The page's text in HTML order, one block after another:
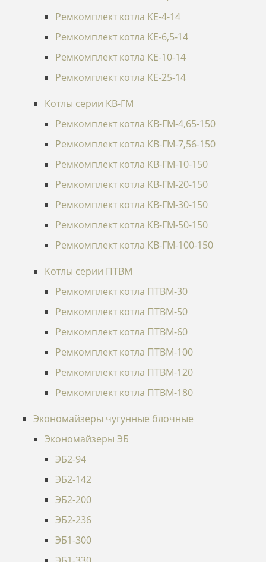
Ремкомплект котла КЕ-4-14
Ремкомплект котла КЕ-6,5-14
Ремкомплект котла КЕ-10-14
Ремкомплект котла КЕ-25-14
Котлы серии КВ-ГМ
Ремкомплект котла КВ-ГМ-4,65-150
Ремкомплект котла КВ-ГМ-7,56-150
Ремкомплект котла КВ-ГМ-10-150
Ремкомплект котла КВ-ГМ-20-150
Ремкомплект котла КВ-ГМ-30-150
Ремкомплект котла КВ-ГМ-50-150
Ремкомплект котла КВ-ГМ-100-150
Котлы серии ПТВМ
Ремкомплект котла ПТВМ-30
Ремкомплект котла ПТВМ-50
Ремкомплект котла ПТВМ-60
Ремкомплект котла ПТВМ-100
Ремкомплект котла ПТВМ-120
Ремкомплект котла ПТВМ-180
Экономайзеры чугунные блочные
Экономайзеры ЭБ
ЭБ2-94
ЭБ2-142
ЭБ2-200
ЭБ2-236
ЭБ1-300